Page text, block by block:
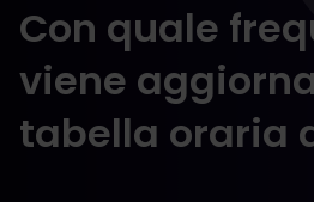
Con quale
viene
tabella oraria